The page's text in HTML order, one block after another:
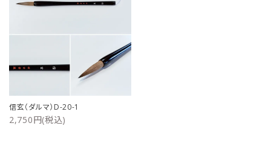
プライバシーポリシー
信玄（ダルマ）D-20-1
2,750円(税込)